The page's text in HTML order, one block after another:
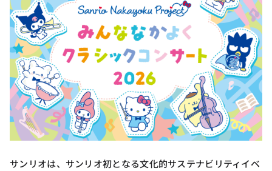
サンリオは、サンリオ初となる文化的サステナビリティイベ